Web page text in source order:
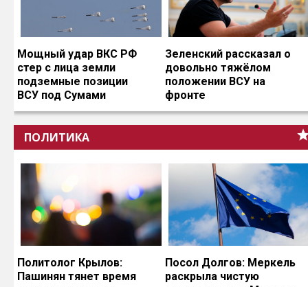
Мощный удар ВКС РФ
стер с лица земли
подземные позиции
ВСУ под Сумами
Зеленский рассказал о
довольно тяжёлом
положении ВСУ на
фронте
ПОЛИТИКА
Политолог Крылов:
Пашинян тянет время
Посол Долгов: Меркель
раскрыла чистую